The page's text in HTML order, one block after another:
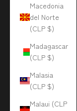
Macedonia
del Norte
(CLP $)
Madagascar
(CLP $)
Malasia
(CLP $)
Malaui (CLP